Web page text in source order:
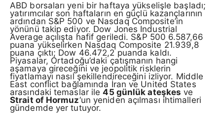
ABD borsaları yeni bir haftaya yükselişle başladı;
yatırımcılar son haftaların en güçlü kazançlarının
ardından S&P 500 ve Nasdaq Composite’in
yönünü takip ediyor. Dow Jones Industrial
Average açılışta hafif geriledi. S&P 500 6.587,66
puana yükselirken Nasdaq Composite 21.939,8
puana çıktı; Dow 46.472,2 puanda kaldı.
Piyasalar, Ortadoğu’daki çatışmanın hangi
aşamaya gireceğini ve jeopolitik risklerin
fiyatlamayı nasıl şekillendireceğini izliyor. Middle
East conflict bağlamında İran ve United States
arasındaki temaslar ile45 günlük ateşkes ve
Strait of Hormuz‘un yeniden açılması ihtimalleri
gündemde yer tutuyor.